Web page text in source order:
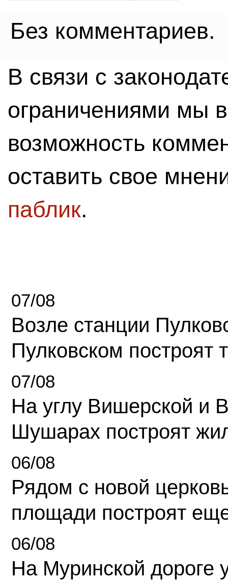
Без комментариев.
В связи с
ограничениями мы
возможность
оставить свое
паблик.
07/08
Возле станции
Пулковском построят
07/08
На углу Вишерской и
Шушарах построят
06/08
Рядом с новой
площади построят
06/08
На Муринской дороге